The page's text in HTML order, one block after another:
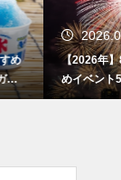
の東広島市おすす
！週末おでかけガ